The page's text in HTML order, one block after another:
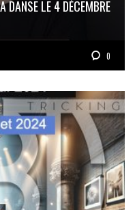
DANSE LE 4 DÉCEMBRE
0